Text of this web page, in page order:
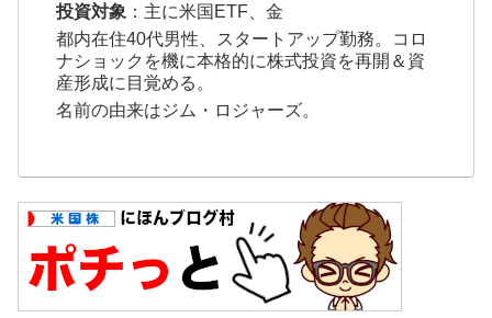
投資対象 ：主に米国ETF、金
都内在住40代男性、スタートアップ勤務。コロ
ナショックを機に本格的に株式投資を再開＆資
産形成に目覚める。
名前の由来はジム・ロジャーズ。